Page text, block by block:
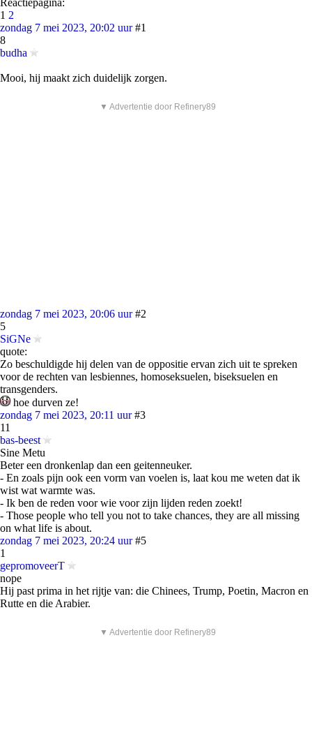
Reactiepagina:
1 2
zondag 7 mei 2023, 20:02 uur #1
8
budha
Mooi, hij maakt zich duidelijk zorgen.
▼ Advertentie door Refinery89
zondag 7 mei 2023, 20:06 uur #2
5
SiGNe
quote:
Zo beschuldigde hij delen van de oppositie ervan zich uit te spreken
voor de rechten van lesbiennes, homoseksuelen, biseksuelen en
transgenders.
hoe durven ze!
zondag 7 mei 2023, 20:11 uur #3
11
bas-beest
Sine Metu
Beter een dronkenlap dan een geitenneuker.
- En zoals pijn ook een vorm van voelen is, laat kou me weten dat ik
wist wat warmte was.
- Ik ben de reden voor wie voor zijn lijden reden zoekt!
- Those people who tell you not to take chances, they are all missing
on what life is about.
zondag 7 mei 2023, 20:24 uur #5
1
gepromoveerT
nope
Hij past prima in het rijtje van: die Chinees, Trump, Poetin, Macron en
Rutte en die Arabier.
▼ Advertentie door Refinery89